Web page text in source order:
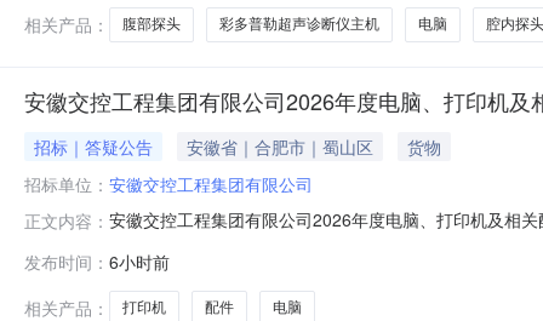
相关产品：
腹部探头 彩多普勒超声诊断仪主机 电脑 腔内探头
安徽交控工程集团有限公司2026年度电脑、打印机
招标｜答疑公告 安徽省｜合肥市｜蜀山区
货物
招标单位： 安徽交控工程集团有限公司
正文内容： 安徽交控工程集团有限公司2026年度电脑、打印机及相
法评审办法。故“第三章评审办法”“第二节（二）技术评
报价人无需关注。
发布时间： 6小时前
相关产品：
打印机 配件 电脑